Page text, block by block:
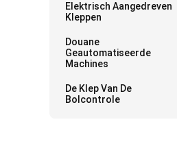
Elektrisch Aangedreven
Kleppen
Douane
Geautomatiseerde
Machines
De Klep Van De
Bolcontrole